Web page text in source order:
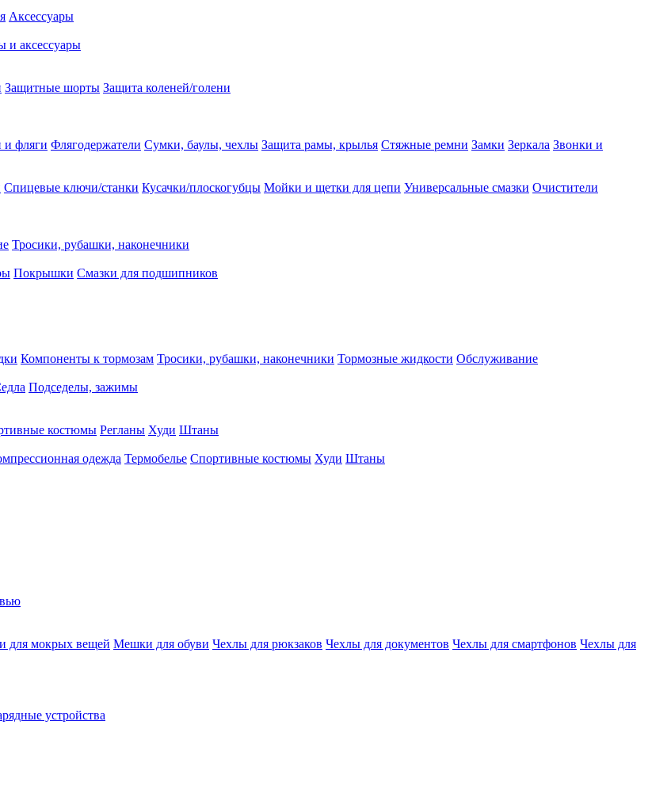
Аксессуары
и аксессуары
Защитные шорты Защита коленей/голени
и фляги Флягодержатели Сумки, баулы, чехлы Защита рамы, крылья Стяжные ремни Замки Зеркала Звонки и
Спицевые ключи/станки Кусачки/плоскогубцы Мойки и щетки для цепи Универсальные смазки Очистители
Тросики, рубашки, наконечники
Покрышки Смазки для подшипников
Компоненты к тормозам Тросики, рубашки, наконечники Тормозные жидкости Обслуживание
Подседелы, зажимы
костюмы Регланы Худи Штаны
одежда Термобелье Спортивные костюмы Худи Штаны
для мокрых вещей Мешки для обуви Чехлы для рюкзаков Чехлы для документов Чехлы для смартфонов Чехлы для
устройства